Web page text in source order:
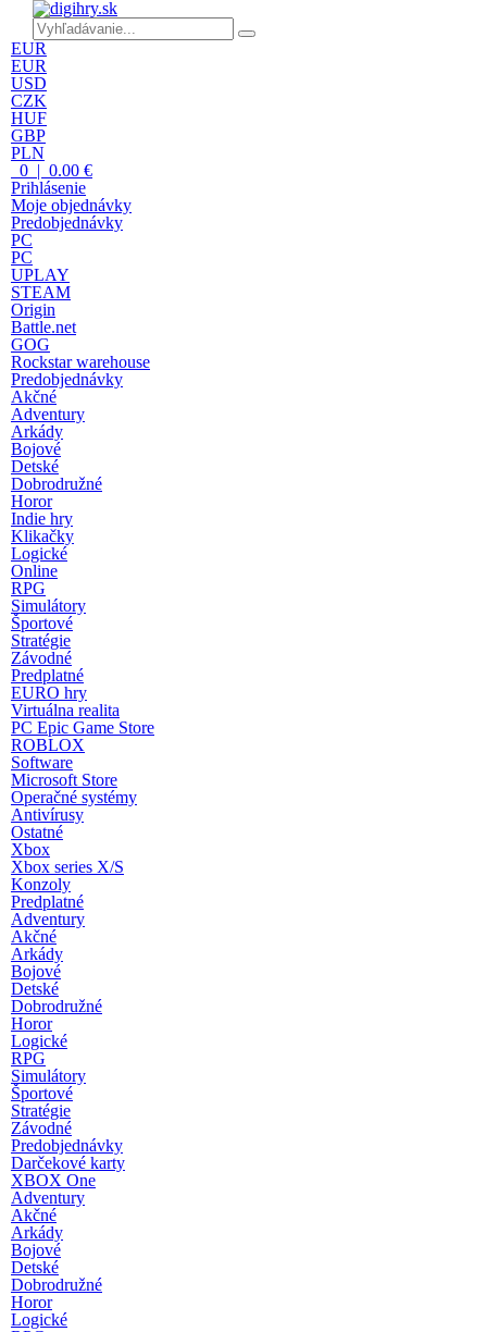
EUR
EUR
USD
CZK
HUF
GBP
PLN
0 | 0.00 €
Prihlásenie
Moje objednávky
Predobjednávky
PC
PC
UPLAY
STEAM
Origin
Battle.net
GOG
Rockstar warehouse
Predobjednávky
Akčné
Adventury
Arkády
Bojové
Detské
Dobrodružné
Horor
Indie hry
Klikačky
Logické
Online
RPG
Simulátory
Športové
Stratégie
Závodné
Predplatné
EURO hry
Virtuálna realita
PC Epic Game Store
ROBLOX
Software
Microsoft Store
Operačné systémy
Antivírusy
Ostatné
Xbox
Xbox series X/S
Konzoly
Predplatné
Adventury
Akčné
Arkády
Bojové
Detské
Dobrodružné
Horor
Logické
RPG
Simulátory
Športové
Stratégie
Závodné
Predobjednávky
Darčekové karty
XBOX One
Adventury
Akčné
Arkády
Bojové
Detské
Dobrodružné
Horor
Logické